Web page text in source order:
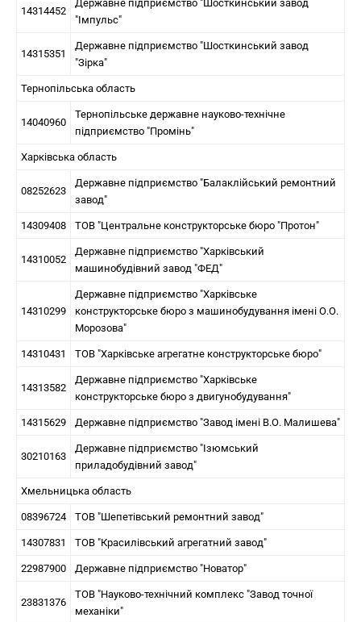
14314452
Державне підприємство "Шосткинський завод
"Імпульс"
14315351
Державне підприємство "Шосткинський завод
"Зірка"
Тернопільська область
14040960
Тернопільське державне науково-технічне
підприємство "Промінь"
Харківська область
08252623
Державне підприємство "Балаклійський ремонтний
завод"
14309408 ТОВ "Центральне конструкторське бюро "Протон"
14310052
Державне підприємство "Харківський
машинобудівний завод "ФЕД"
14310299
Державне підприємство "Харківське
конструкторське бюро з машинобудування імені О.О.
Морозова"
14310431 ТОВ "Харківське агрегатне конструкторське бюро"
14313582
Державне підприємство "Харківське
конструкторське бюро з двигунобудування"
14315629 Державне підприємство "Завод імені В.О. Малишева"
30210163
Державне підприємство "Ізюмський
приладобудівний завод"
Хмельницька область
08396724 ТОВ "Шепетівський ремонтний завод"
14307831 ТОВ "Красилівський агрегатний завод"
22987900 Державне підприємство "Новатор"
23831376
ТОВ "Науково-технічний комплекс "Завод точної
механіки"